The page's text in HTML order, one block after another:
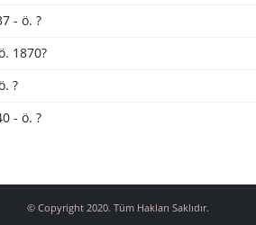
- ö. ?
1870?
?
- ö. ?
© Copyright 2020. Tüm Hakları Saklıdır.